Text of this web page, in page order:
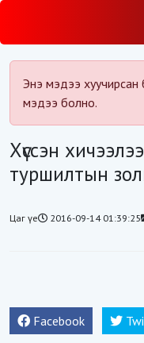
Энэ мэдээ
мэдээ болно.
Хүссэн хичээлээ
туршилтын
Цаг үе 2016-09-14 01:39:25
Facebook